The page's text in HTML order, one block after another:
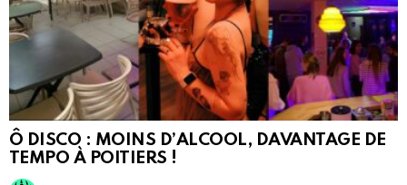
Ô DISCO : MOINS D’ALCOOL, DAVANTAGE DE
TEMPO À POITIERS !